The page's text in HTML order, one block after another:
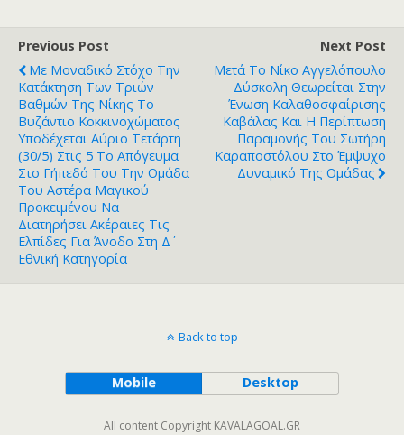
Previous Post
Με Μοναδικό Στόχο Την
Κατάκτηση Των Τριών
Βαθμών Της Νίκης Το
Βυζάντιο Κοκκινοχώματος
Υποδέχεται Αύριο Τετάρτη
(30/5) Στις 5 Το Απόγευμα
Στο Γήπεδό Του Την Ομάδα
Του Αστέρα Μαγικού
Προκειμένου Να
Διατηρήσει Ακέραιες Τις
Ελπίδες Για Άνοδο Στη Δ΄
Εθνική Κατηγορία
Next Post
Μετά Το Νίκο Αγγελόπουλο
Δύσκολη Θεωρείται Στην
Ένωση Καλαθοσφαίρισης
Καβάλας Και Η Περίπτωση
Παραμονής Του Σωτήρη
Καραποστόλου Στο Έμψυχο
Δυναμικό Της Ομάδας
Back to top
Mobile Desktop
All content Copyright KAVALAGOAL.GR